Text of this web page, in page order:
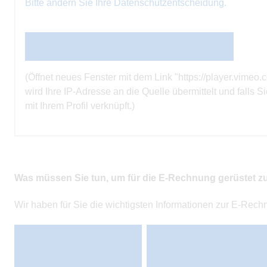
Bitte ändern Sie Ihre Datenschutzentscheidung.
(Öffnet neues Fenster mit dem Link "https://
wird Ihre IP-Adresse an die Quelle übermittelt und falls
mit Ihrem Profil verknüpft.)
Was müssen Sie tun, um für die E-Rechnung gerüstet
Wir haben für Sie die wichtigsten Informationen zur E-